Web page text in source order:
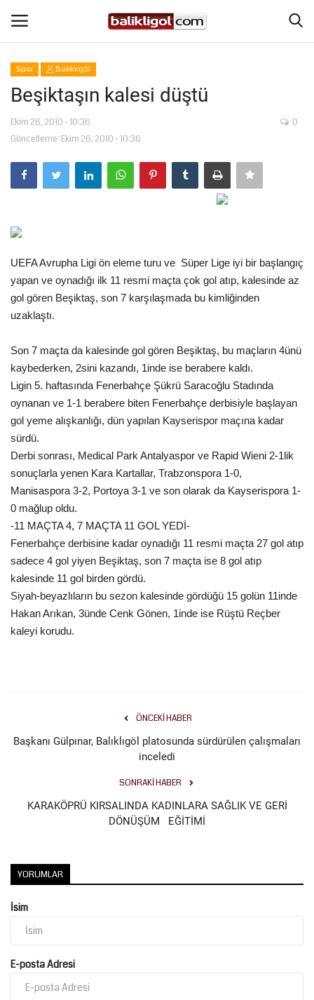
Giriş Yap
Anasayfa
Köşe Yazıları
Magazin
Şanlıurfa
Spor
Tekno Bilim
Ekonomi
Galeriler
Siyaset
Künye
Yaşam
Sağlık
İletişim
Spor Balıklıgöl
Beşiktaşın kalesi düştü
Ekim 26, 2010 - 10:36
Güncelleme: Ekim 26, 2010 - 10:36
0
UEFA Avrupha Ligi ön eleme turu ve Süper Lige iyi bir başlangıç
yapan ve oynadığı ilk 11 resmi maçta çok gol atıp, kalesinde az
gol gören Beşiktaş, son 7 karşılaşmada bu kimliğinden
uzaklaştı.
Son 7 maçta da kalesinde gol gören Beşiktaş, bu maçların 4ünü
kaybederken, 2sini kazandı, 1inde ise berabere kaldı.
Ligin 5. haftasında Fenerbahçe Şükrü Saracoğlu Stadında
oynanan ve 1-1 berabere biten Fenerbahçe derbisiyle başlayan
gol yeme alışkanlığı, dün yapılan Kayserispor maçına kadar
sürdü.
Derbi sonrası, Medical Park Antalyaspor ve Rapid Wieni 2-1lik
sonuçlarla yenen Kara Kartallar, Trabzonspora 1-0,
Manisaspora 3-2, Portoya 3-1 ve son olarak da Kayserispora 1-
0 mağlup oldu.
-11 MAÇTA 4, 7 MAÇTA 11 GOL YEDİ-
Fenerbahçe derbisine kadar oynadığı 11 resmi maçta 27 gol atıp
sadece 4 gol yiyen Beşiktaş, son 7 maçta ise 8 gol atıp
kalesinde 11 gol birden gördü.
Siyah-beyazlıların bu sezon kalesinde gördüğü 15 golün 11inde
Hakan Arıkan, 3ünde Cenk Gönen, 1inde ise Rüştü Reçber
kaleyi korudu.
ÖNCEKI HABER
Başkanı Gülpınar, Balıklıgöl platosunda sürdürülen çalışmaları
inceledi
SONRAKI HABER
KARAKÖPRÜ KIRSALINDA KADINLARA SAĞLIK VE GERİ
DÖNÜŞÜM EĞİTİMİ
YORUMLAR
İsim
E-posta Adresi